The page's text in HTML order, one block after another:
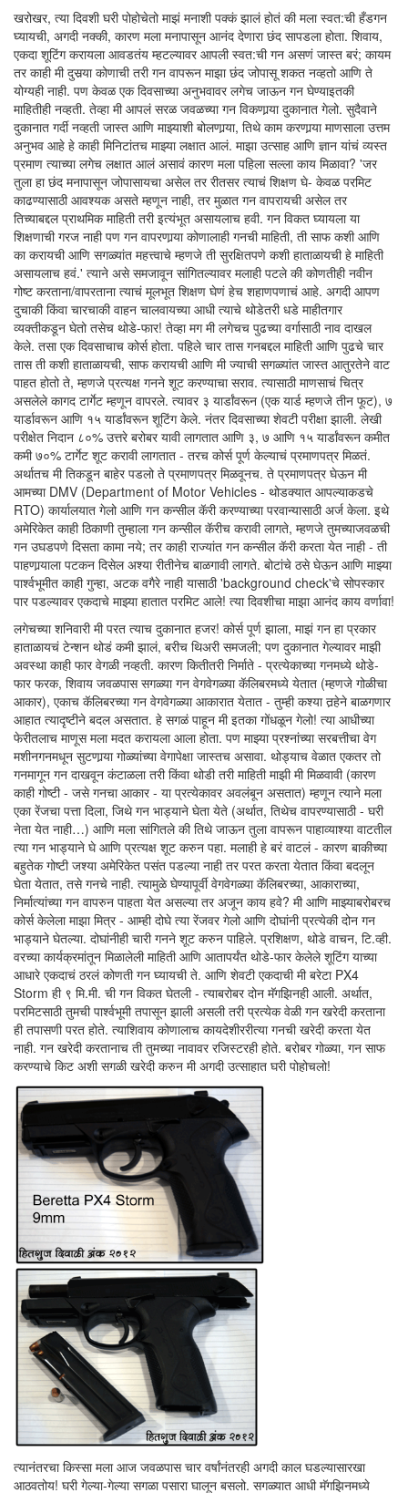
खरोखर, त्या दिवशी घरी पोहोचेतो माझं मनाशी पक्कं झालं होतं की मला स्वत:ची हँडगन
घ्यायची, अगदी नक्की, कारण मला मनापासून आनंद देणारा छंद सापडला होता. शिवाय,
एकदा शूटिंग करायला आवडतंय म्हटल्यावर आपली स्वत:ची गन असणं जास्त बरं; कायम
तर काही मी दुसर्‍या कोणाची तरी गन वापरून माझा छंद जोपासू शकत नव्हतो आणि ते
योग्यही नाही. पण केवळ एक दिवसाच्या अनुभवावर लगेच जाऊन गन घेण्याइतकी
माहितीही नव्हती. तेव्हा मी आपलं सरळ जवळच्या गन विकणार्‍या दुकानात गेलो. सुदैवाने
दुकानात गर्दी नव्हती जास्त आणि माझ्याशी बोलणार्‍या, तिथे काम करणार्‍या माणसाला उत्तम
अनुभव आहे हे काही मिनिटांतच माझ्या लक्षात आलं. माझा उत्साह आणि ज्ञान यांचं व्यस्त
प्रमाण त्याच्या लगेच लक्षात आलं असावं कारण मला पहिला सल्ला काय मिळावा? 'जर
तुला हा छंद मनापासून जोपासायचा असेल तर रीतसर त्याचं शिक्षण घे- केवळ परमिट
काढण्यासाठी आवश्यक असते म्हणून नाही, तर मुळात गन वापरायची असेल तर
तिच्याबद्दल प्राथमिक माहिती तरी इत्यंभूत असायलाच हवी. गन विकत घ्यायला या
शिक्षणाची गरज नाही पण गन वापरणार्‍या कोणालाही गनची माहिती, ती साफ कशी आणि
का करायची आणि सगळ्यांत महत्त्वाचे म्हणजे ती सुरक्षितपणे कशी हाताळायची हे माहिती
असायलाच हवं.' त्याने असे समजावून सांगितल्यावर मलाही पटले की कोणतीही नवीन
गोष्ट करताना/वापरताना त्याचं मूलभूत शिक्षण घेणं हेच शहाणपणाचं आहे. अगदी आपण
दुचाकी किंवा चारचाकी वाहन चालवायच्या आधी त्याचे थोडेतरी धडे माहीतगार
व्यक्तीकडून घेतो तसेच थोडे-फार! तेव्हा मग मी लगेचच पुढच्या वर्गासाठी नाव दाखल
केले. तसा एक दिवसाचाच कोर्स होता. पहिले चार तास गनबद्दल माहिती आणि पुढचे चार
तास ती कशी हाताळायची, साफ करायची आणि मी ज्याची सगळ्यांत जास्त आतुरतेने वाट
पाहत होतो ते, म्हणजे प्रत्यक्ष गनने शूट करण्याचा सराव. त्यासाठी माणसाचं चित्र
असलेले कागद टार्गेट म्हणून वापरले. त्यावर ३ यार्डांवरून (एक यार्ड म्हणजे तीन फूट), ७
यार्डावरून आणि १५ यार्डांवरून शूटिंग केले. नंतर दिवसाच्या शेवटी परीक्षा झाली. लेखी
परीक्षेत निदान ८०% उत्तरे बरोबर यावी लागतात आणि ३, ७ आणि १५ यार्डांवरून कमीत
कमी ७०% टार्गेट शूट करावी लागतात - तरच कोर्स पूर्ण केल्याचं प्रमाणपत्र मिळतं.
अर्थातच मी तिकडून बाहेर पडलो ते प्रमाणपत्र मिळवूनच. ते प्रमाणपत्र घेऊन मी
आमच्या DMV (Department of Motor Vehicles - थोडक्यात आपल्याकडचे
RTO) कार्यालयात गेलो आणि गन कन्सील कॅरी करण्याच्या परवान्यासाठी अर्ज केला. इथे
अमेरिकेत काही ठिकाणी तुम्हाला गन कन्सील कॅरीच करावी लागते, म्हणजे तुमच्याजवळची
गन उघडपणे दिसता कामा नये; तर काही राज्यांत गन कन्सील कॅरी करता येत नाही - ती
पाहणार्‍याला पटकन दिसेल अश्या रीतीनेच बाळगावी लागते. बोटांचे ठसे घेऊन आणि माझ्या
पार्श्वभूमीत काही गुन्हा, अटक वगैरे नाही यासाठी 'background check'चे सोपस्कार
पार पडल्यावर एकदाचे माझ्या हातात परमिट आले! त्या दिवशीचा माझा आनंद काय वर्णावा!
लगेचच्या शनिवारी मी परत त्याच दुकानात हजर! कोर्स पूर्ण झाला, माझं गन हा प्रकार
हाताळायचं टेन्शन थोडं कमी झालं, बरीच थिअरी समजली; पण दुकानात गेल्यावर माझी
अवस्था काही फार वेगळी नव्हती. कारण कितीतरी निर्माते - प्रत्येकाच्या गनमध्ये थोडे-
फार फरक, शिवाय जवळपास सगळ्या गन वेगवेगळ्या कॅलिबरमध्ये येतात (म्हणजे गोळीचा
आकार), एकाच कॅलिबरच्या गन वेगवेगळ्या आकारात येतात - तुम्ही कश्या तर्‍हेने बाळगणार
आहात त्यादृष्टीने बदल असतात. हे सगळं पाहून मी इतका गोंधळून गेलो! त्या आधीच्या
फेरीतलाच माणूस मला मदत करायला आला होता. पण माझ्या प्रश्नांच्या सरबत्तीचा वेग
मशीनगनमधून सुटणार्‍या गोळ्यांच्या वेगापेक्षा जास्तच असावा. थोड्याच वेळात एकतर तो
गनमागून गन दाखवून कंटाळला तरी किंवा थोडी तरी माहिती माझी मी मिळवावी (कारण
काही गोष्टी - जसे गनचा आकार - या प्रत्येकावर अवलंबून असतात) म्हणून त्याने मला
एका रेंजचा पत्ता दिला, जिथे गन भाड्याने घेता येते (अर्थात, तिथेच वापरण्यासाठी - घरी
नेता येत नाही…) आणि मला सांगितले की तिथे जाऊन तुला वापरून पाहाव्याश्या वाटतील
त्या गन भाड्याने घे आणि प्रत्यक्ष शूट करुन पहा. मलाही हे बरं वाटलं - कारण बाकीच्या
बहुतेक गोष्टी जश्या अमेरिकेत पसंत पडल्या नाही तर परत करता येतात किंवा बदलून
घेता येतात, तसे गनचे नाही. त्यामुळे घेण्यापूर्वी वेगवेगळ्या कॅलिबरच्या, आकाराच्या,
निर्मात्यांच्या गन वापरुन पाहता येत असल्या तर अजून काय हवे? मी आणि माझ्याबरोबरच
कोर्स केलेला माझा मित्र - आम्ही दोघे त्या रेंजवर गेलो आणि दोघांनी प्रत्येकी दोन गन
भाड्याने घेतल्या. दोघांनीही चारी गनने शूट करुन पाहिले. प्रशिक्षण, थोडे वाचन, टि.व्ही.
वरच्या कार्यक्रमांतून मिळालेली माहिती आणि आतापर्यंत थोडे-फार केलेले शूटिंग याच्या
आधारे एकदाचं ठरलं कोणती गन घ्यायची ते. आणि शेवटी एकदाची मी बरेटा PX4
Storm ही ९ मि.मी. ची गन विकत घेतली - त्याबरोबर दोन मॅगझिनही आली. अर्थात,
परमिटसाठी तुमची पार्श्वभूमी तपासून झाली असली तरी प्रत्येक वेळी गन खरेदी करताना
ही तपासणी परत होते. त्याशिवाय कोणालाच कायदेशीररीत्या गनची खरेदी करता येत
नाही. गन खरेदी करतानाच ती तुमच्या नावावर रजिस्टरही होते. बरोबर गोळ्या, गन साफ
करण्याचे किट अशी सगळी खरेदी करुन मी अगदी उत्साहात घरी पोहोचलो!
त्यानंतरचा किस्सा मला आज जवळपास चार वर्षांनंतरही अगदी काल घडल्यासारखा
आठवतोय! घरी गेल्या-गेल्या सगळा पसारा घालून बसलो. सगळ्यात आधी मॅगझिनमध्ये